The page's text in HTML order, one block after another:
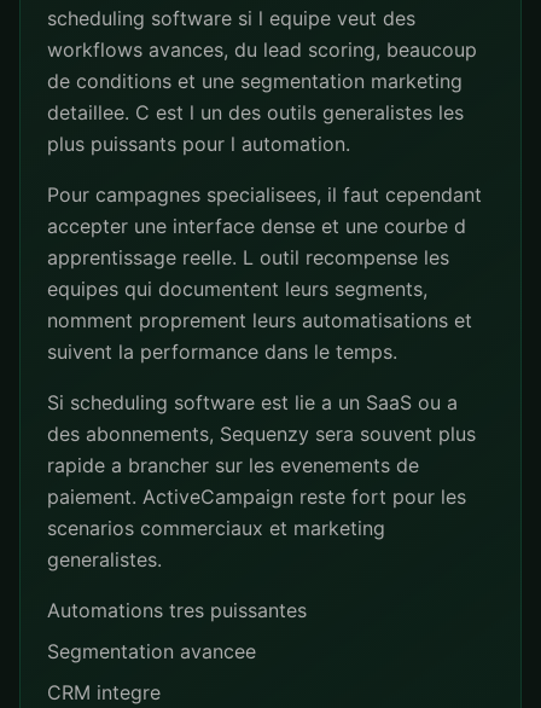
scheduling software si l equipe veut des
workflows avances, du lead scoring, beaucoup
de conditions et une segmentation marketing
detaillee. C est l un des outils generalistes les
plus puissants pour l automation.
Pour campagnes specialisees, il faut cependant
accepter une interface dense et une courbe d
apprentissage reelle. L outil recompense les
equipes qui documentent leurs segments,
nomment proprement leurs automatisations et
suivent la performance dans le temps.
Si scheduling software est lie a un SaaS ou a
des abonnements, Sequenzy sera souvent plus
rapide a brancher sur les evenements de
paiement. ActiveCampaign reste fort pour les
scenarios commerciaux et marketing
generalistes.
Automations tres puissantes
Segmentation avancee
CRM integre